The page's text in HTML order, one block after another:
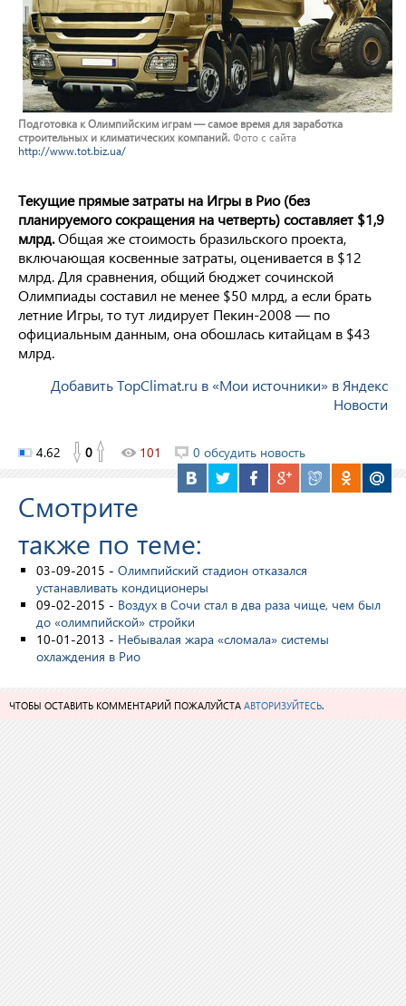
Подготовка к Олимпийским играм — самое время для заработка
строительных и климатических компаний. Фото с сайта
http://www.tot.biz.ua/
Текущие прямые затраты на Игры в Рио (без
планируемого сокращения на четверть) составляет $1,9
млрд.Общая же стоимость бразильского проекта,
включающая косвенные затраты, оценивается в $12
млрд. Для сравнения, общий бюджет сочинской
Олимпиады составил не менее $50 млрд, а если брать
летние Игры, то тут лидирует Пекин-2008 — по
официальным данным, она обошлась китайцам в $43
млрд.
Добавить TopClimat.ru в «Мои источники» в Яндекс
Новости
4.62 0 101 0 обсудить новость
Смотрите
также по теме:
03-09-2015 - Олимпийский стадион отказался
устанавливать кондиционеры
09-02-2015 - Воздух в Сочи стал в два раза чище, чем был
до «олимпийской» стройки
10-01-2013 - Небывалая жара «сломала» системы
охлаждения в Рио
ЧТОБЫ ОСТАВИТЬ КОММЕНТАРИЙ ПОЖАЛУЙСТА АВТОРИЗУЙТЕСЬ.